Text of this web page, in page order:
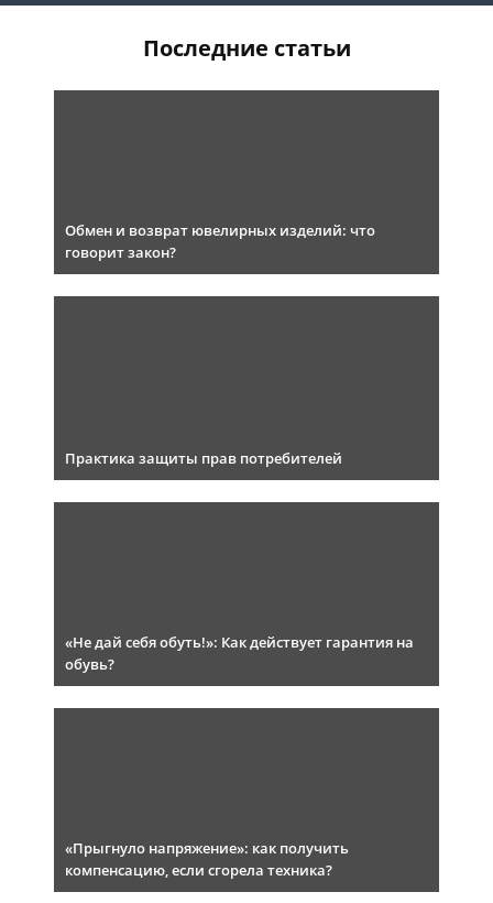
Последние статьи
Обмен и возврат ювелирных изделий: что
говорит закон?
Практика защиты прав потребителей
«Не дай себя обуть!»: Как действует гарантия на
обувь?
«Прыгнуло напряжение»: как получить
компенсацию, если сгорела техника?